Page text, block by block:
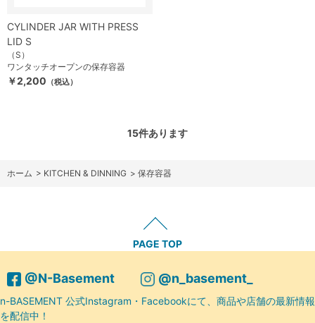
CYLINDER JAR WITH PRESS
LID S
（S）
ワンタッチオープンの保存容器
￥2,200 （税込）
15件あります
ホーム > KITCHEN & DINNING > 保存容器
PAGE TOP
@N-Basement @n_basement_
n-BASEMENT 公式Instagram・Facebookにて、商品や店舗の最新情報
を配信中！